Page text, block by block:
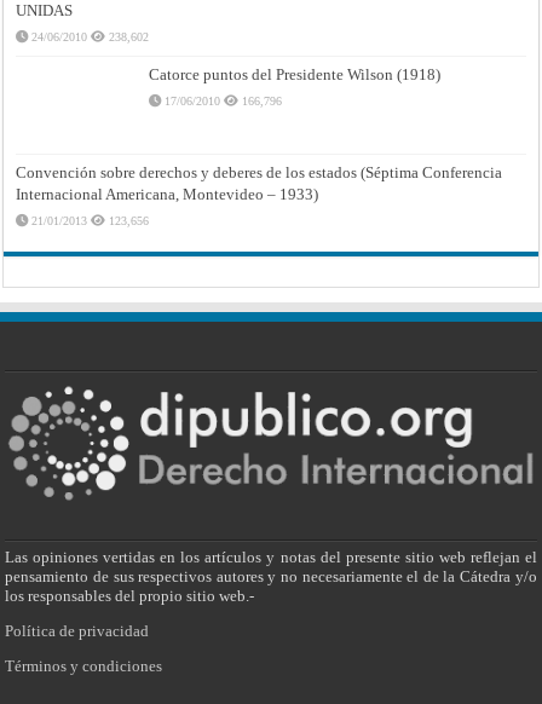
UNIDAS
24/06/2010 238,602
Catorce puntos del Presidente Wilson (1918)
17/06/2010 166,796
Convención sobre derechos y deberes de los estados (Séptima Conferencia
Internacional Americana, Montevideo – 1933)
21/01/2013 123,656
Las opiniones vertidas en los artículos y notas del presente sitio web reflejan el
pensamiento de sus respectivos autores y no necesariamente el de la Cátedra y/o
los responsables del propio sitio web.-
Política de privacidad
Términos y condiciones